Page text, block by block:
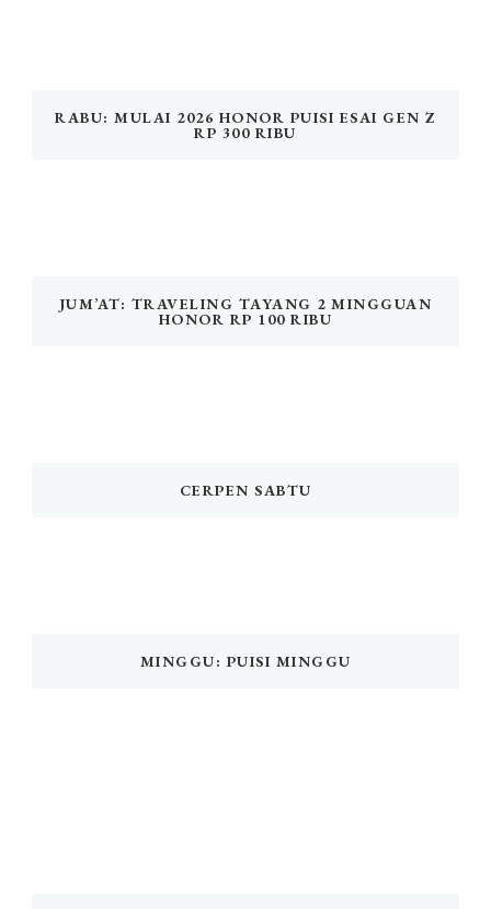
RABU: MULAI 2026 HONOR PUISI ESAI GEN Z
RP 300 RIBU
JUM’AT: TRAVELING TAYANG 2 MINGGUAN
HONOR RP 100 RIBU
CERPEN SABTU
MINGGU: PUISI MINGGU